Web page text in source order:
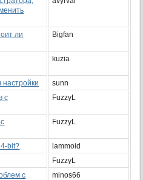
ли
Bigfan
kuzia
настройки
sunn
с
FuzzyL
FuzzyL
bit?
lammoid
FuzzyL
с
minos66